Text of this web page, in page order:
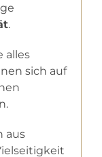
.
alles
sich auf
aus